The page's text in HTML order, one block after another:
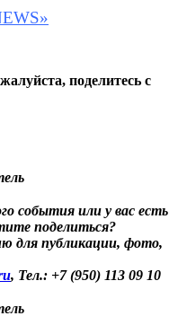
поделитесь с
события или у вас есть
поделиться?
для публикации, фото,
, Тел.: +7 (950) 113 09 10